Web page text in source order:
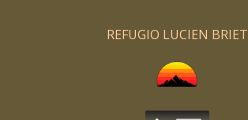
REFUGIO LUCIEN BRIET